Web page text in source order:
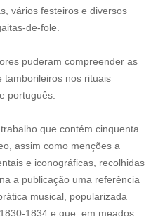
vários festeiros e diversos
de-fole.
puderam compreender as
tamborileiros nos rituais
português.
que contém cinquenta
assim como menções a
e iconográficas, recolhidas
a publicação uma referência
musical, popularizada
1834 e que, em meados